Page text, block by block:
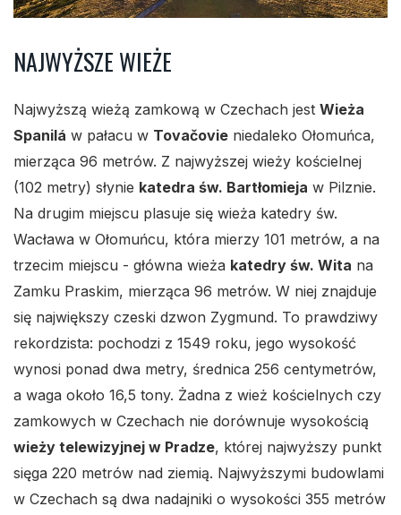
NAJWYŻSZE WIEŻE
Najwyższą wieżą zamkową w Czechach jest Wieża
Spanilá w pałacu w Tovačovie niedaleko Ołomuńca,
mierząca 96 metrów. Z najwyższej wieży kościelnej
(102 metry) słynie katedra św. Bartłomieja w Pilznie.
Na drugim miejscu plasuje się wieża katedry św.
Wacława w Ołomuńcu, która mierzy 101 metrów, a na
trzecim miejscu - główna wieża katedry św. Wita na
Zamku Praskim, mierząca 96 metrów. W niej znajduje
się największy czeski dzwon Zygmund. To prawdziwy
rekordzista: pochodzi z 1549 roku, jego wysokość
wynosi ponad dwa metry, średnica 256 centymetrów,
a waga około 16,5 tony. Żadna z wież kościelnych czy
zamkowych w Czechach nie dorównuje wysokością
wieży telewizyjnej w Pradze, której najwyższy punkt
sięga 220 metrów nad ziemią. Najwyższymi budowlami
w Czechach są dwa nadajniki o wysokości 355 metrów